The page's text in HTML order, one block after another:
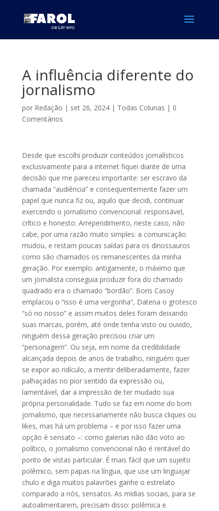
A influência diferente do
jornalismo
por Redação | set 26, 2024| Todas Colunas | 0
Comentários
Desde que escolhi produzir conteúdos jornalísticos
exclusivamente para a internet fiquei diante de uma
decisão que me pareceu importante: ser escravo da
chamada “audiência” e consequentemente fazer um
papel que nunca fiz ou, aquilo que decidi, continuar
exercendo o jornalismo convencional: responsável,
crítico e honesto. Arrependimento, neste caso, não
cabe, por uma razão muito simples: a comunicação
mudou, e restam poucas saídas para os dinossauros
como são chamados os remanescentes da minha
geração. Por exemplo: antigamente, o máximo que
um jornalista conseguia produzir fora do chamado
quadrado era o chamado “bordão”. Boris Casoy
emplacou o “isso é uma vergonha”, Datena o grotesco
“só no nosso” e assim muitos deles foram deixando
suas marcas, porém, até onde tenha visto ou ouvido,
ninguém dessa geração precisou criar um
“personagem”. Ou seja, em nome da credibilidade
alcançada depois de anos de trabalho, ninguém quer
se expor ao ridículo, a mentir deliberadamente, fazer
palhaçadas no pior sentido da expressão ou,
lamentável, dar a impressão de ter mudado sua
própria personalidade. Tudo se faz em nome do bom
jornalismo, que necessariamente não busca cliques ou
likes, mas há um problema – e por isso fazer uma
opção é sensato –: como galerias não dão voto ao
político, o jornalismo convencional não é rentável do
ponto de vistas particular. É mais fácil que um sujeito
polêmico, sem papas na língua, que use um linguajar
chulo e diga muitos palavrões ganhe o estrelato
comparado a nós, sensatos. As mídias sociais, para se
autoalimentarem, precisam disso: polêmica e